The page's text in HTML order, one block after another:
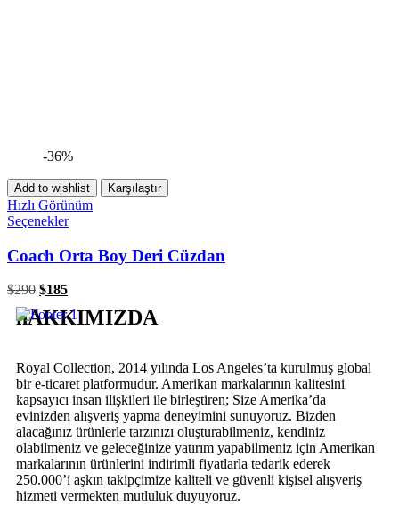
-36%
Add to wishlist Karşılaştır
Hızlı Görünüm
Seçenekler
Coach Orta Boy Deri Cüzdan
$290 $185
hAKKIMIZDA
Royal Collection, 2014 yılında Los Angeles’ta kurulmuş global
bir e-ticaret platformudur. Amerikan markalarının kalitesini
kapsayıcı insan ilişkileri ile birleştiren; Size Amerika’da
evinizden alışveriş yapma deneyimini sunuyoruz. Bizden
alacağınız ürünlerle tarzınızı oluşturabilmeniz, kendiniz
olabilmeniz ve geleceğinize yatırım yapabilmeniz için Amerikan
markalarının ürünlerini indirimli fiyatlarla tedarik ederek
250.000’i aşkın takipçimize kaliteli ve güvenli kişisel alışveriş
hizmeti vermekten mutluluk duyuyoruz.